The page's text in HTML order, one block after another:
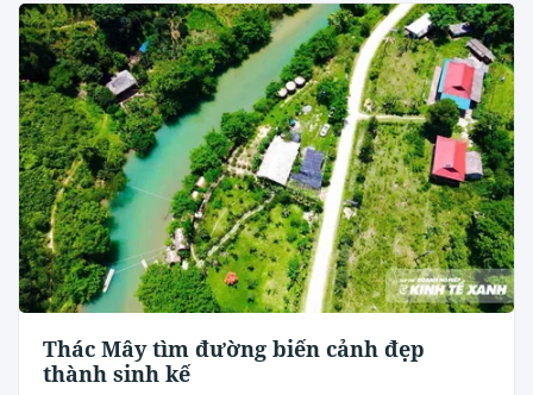
Thác Mây tìm đường biến cảnh đẹp
thành sinh kế